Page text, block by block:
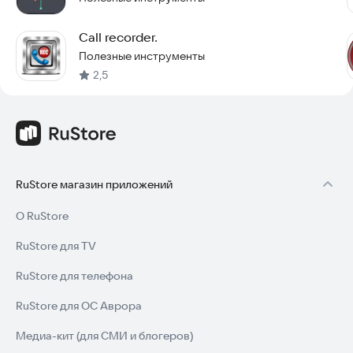
• Прослушивание записанных разговоров
• Удаление или редактирование аудиозаписей
Загрузите Auto Call, Audio, Sound, Voice Recorder & Editor
прямо сейчас и попробуйте записать свой первый звонок.
Call recorder.
Полезные инструменты
2,5
RuStore магазин приложений
О RuStore
RuStore для TV
RuStore для телефона
RuStore для ОС Аврора
Медиа-кит (для СМИ и блогеров)